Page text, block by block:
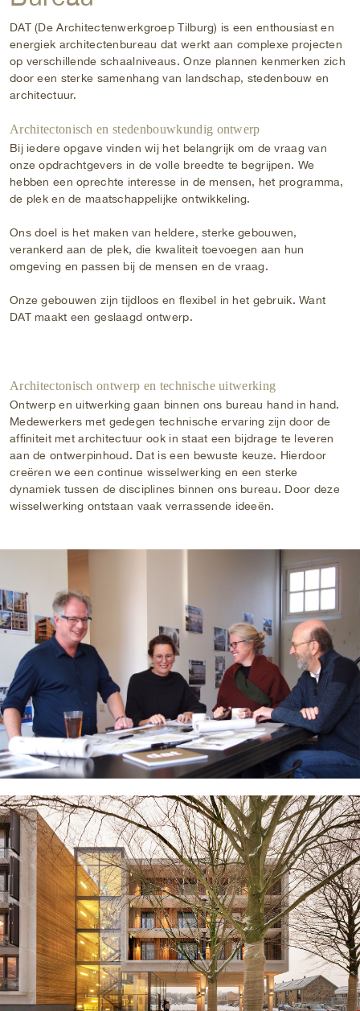
DAT (De Architectenwerkgroep Tilburg) is een enthousiast en
energiek architectenbureau dat werkt aan complexe projecten
op verschillende schaalniveaus. Onze plannen kenmerken zich
door een sterke samenhang van landschap, stedenbouw en
architectuur.
Architectonisch en stedenbouwkundig ontwerp
Bij iedere opgave vinden wij het belangrijk om de vraag van
onze opdrachtgevers in de volle breedte te begrijpen. We
hebben een oprechte interesse in de mensen, het programma,
de plek en de maatschappelijke ontwikkeling.
Ons doel is het maken van heldere, sterke gebouwen,
verankerd aan de plek, die kwaliteit toevoegen aan hun
omgeving en passen bij de mensen en de vraag.
Onze gebouwen zijn tijdloos en flexibel in het gebruik. Want
DAT maakt een geslaagd ontwerp.
Architectonisch ontwerp en technische uitwerking
Ontwerp en uitwerking gaan binnen ons bureau hand in hand.
Medewerkers met gedegen technische ervaring zijn door de
affiniteit met architectuur ook in staat een bijdrage te leveren
aan de ontwerpinhoud. Dat is een bewuste keuze. Hierdoor
creëren we een continue wisselwerking en een sterke
dynamiek tussen de disciplines binnen ons bureau. Door deze
wisselwerking ontstaan vaak verrassende ideeën.